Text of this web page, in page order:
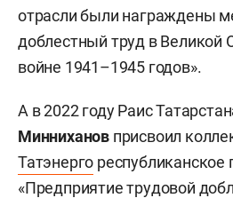
отрасли были награждены
доблестный труд в Великой
войне 1941–1945 годов».
А в 2022 году Раис
Минниханов присвоил
Татэнерго республиканское
«Предприятие трудовой